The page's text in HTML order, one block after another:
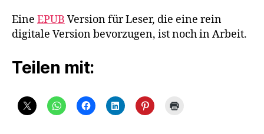
Eine EPUB Version für Leser, die eine rein
digitale Version bevorzugen, ist noch in Arbeit.
Teilen mit: